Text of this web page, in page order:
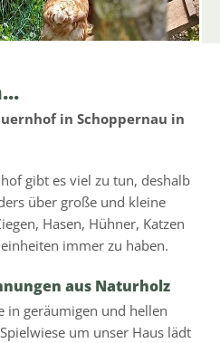
in Schoppernau in
gibt es viel zu tun, deshalb
über große und kleine
Hasen, Hühner, Katzen
immer zu haben.
aus Naturholz
in geräumigen und hellen
um unser Haus lädt